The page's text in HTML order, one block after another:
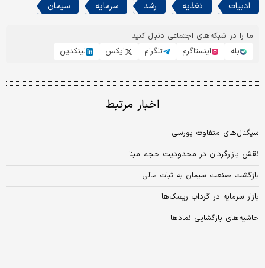
ادبیات تغذیه رشد سرمایه سیمان
ما را در شبکه‌های اجتماعی دنبال کنید
بله
اینستاگرم تلگرام ایکس لینکدین
اخبار مرتبط
سیگنال‌های متفاوت بورسی
نقش بازارگردان در محدودیت حجم مبنا
بازگشت صنعت سیمان به ثبات مالی
بازار سرمایه در گرداب ریسک‌ها
حاشیه‏‏‌های بازگشایی نمادها